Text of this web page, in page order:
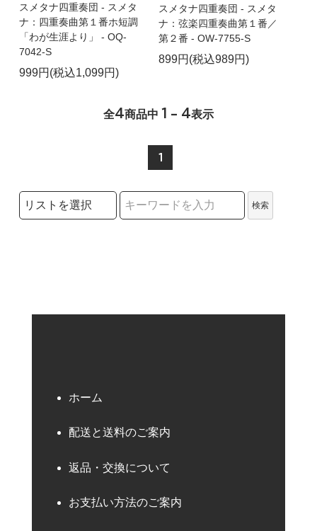
スメタナ四重奏団 - スメタ
ナ：四重奏曲第１番ホ短調
「わが生涯より」 - OQ-
7042-S
999円(税込1,099円)
スメタナ四重奏団 - スメタ
ナ：弦楽四重奏曲第１番／
第２番 - OW-7755-S
899円(税込989円)
全4商品中 1 - 4表示
1
検索リストの選択
検索
ホーム
配送と送料のご案内
返品・交換について
お支払い方法のご案内